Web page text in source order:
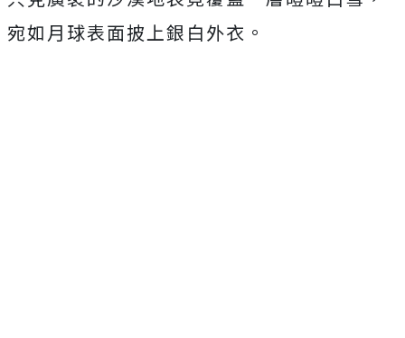
宛如月球表面披上銀白外衣。